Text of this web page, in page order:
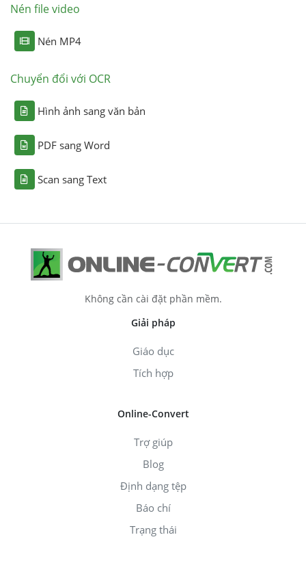
Nén file video
Nén MP4
Chuyển đổi với OCR
Hình ảnh sang văn bản
PDF sang Word
Scan sang Text
Không cần cài đặt phần mềm.
Giải pháp
Giáo dục
Tích hợp
Online-Convert
Trợ giúp
Blog
Định dạng tệp
Báo chí
Trạng thái